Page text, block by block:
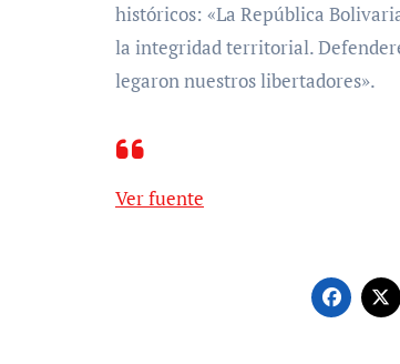
históricos: «La República
la integridad territorial.
legaron nuestros libertadores».
Ver fuente